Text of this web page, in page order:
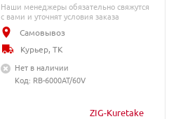
ZIG-Kuretake
Наши менеджеры обязательно свяжутся
с вами и уточнят условия заказа
Самовывоз
Курьер, ТК
Нет в наличии
Код: RB-6000AT/60V